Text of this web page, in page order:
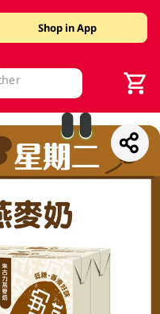
Shop in App